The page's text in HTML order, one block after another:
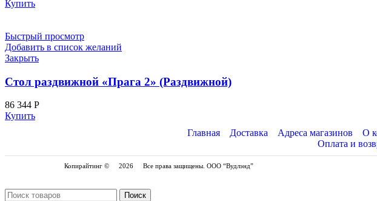
Купить
Быстрый просмотр
Добавить в список желаний
Закрыть
Стол раздвижной «Прага 2» (Раздвижной)
86 344 Р
Купить
Главная
Доставка Адреса магазинов О
Оплата и
Копирайтинг © 2026
Все права защищены. ООО “Вудлэнд”
Поиск